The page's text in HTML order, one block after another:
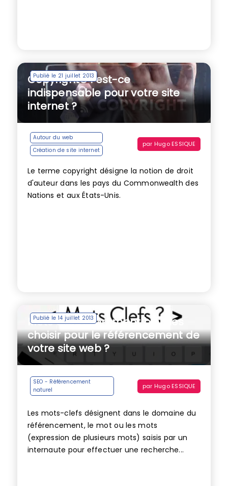
Publié le 21 juillet 2013
Copyright© : est-ce
indispensable pour votre site
internet ?
Autour du web
Création de site internet
par Hugo ESSIQUE
Le terme copyright désigne la notion de droit
d'auteur dans les pays du Commonwealth des
Nations et aux États-Unis.
Publié le 14 juillet 2013
Mots clefs : comment bien les
choisir pour le référencement de
votre site web ?
SEO - Référencement
naturel
par Hugo ESSIQUE
Les mots-clefs désignent dans le domaine du
référencement, le mot ou les mots
(expression de plusieurs mots) saisis par un
internaute pour effectuer une recherche...